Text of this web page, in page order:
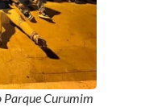
Parque Curumim